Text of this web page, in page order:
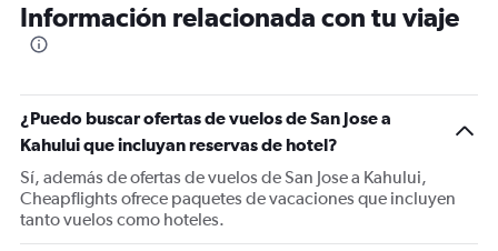
categories.
The
Y
axis
displaying
Number
of
flights.
Información relacionada con tu viaje
¿Puedo buscar ofertas de vuelos de San Jose a
Kahului que incluyan reservas de hotel?
Sí, además de ofertas de vuelos de San Jose a Kahului,
Cheapflights ofrece paquetes de vacaciones que incluyen
tanto vuelos como hoteles.